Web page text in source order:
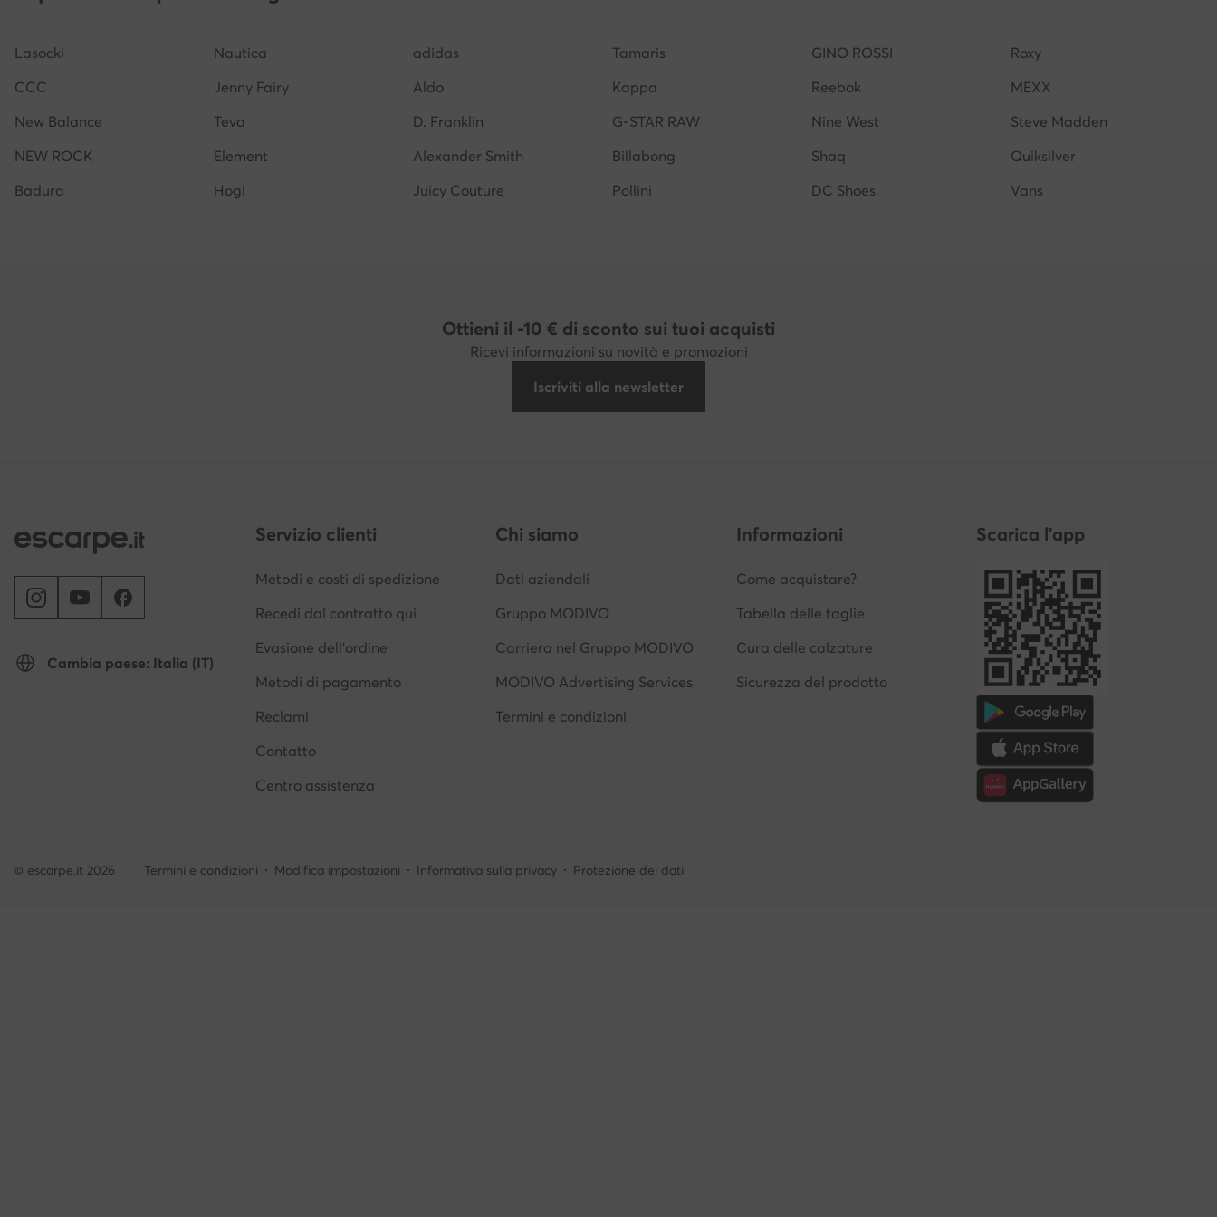
Sneakers gialle donna Scarpe G-Star RAW donna Scarpe Jenny Fairy donna Saucony donna
Lasocki Nautica adidas Tamaris GINO ROSSI
Roxy
CCC
Jenny Fairy Aldo Kappa Reebok
MEXX
New Balance
Teva D. Franklin G-STAR RAW Nine West
Steve Madden
NEW ROCK
Element Alexander Smith Billabong Shaq
Quiksilver
Badura
Hogl Juicy Couture Pollini DC Shoes Vans
Ottieni il -10 € di sconto sui tuoi acquisti
Ricevi informazioni su novità e promozioni
Iscriviti alla newsletter
Cambia paese: Italia (IT)
Servizio clienti
Metodi e costi di spedizione
Recedi dal contratto qui
Evasione dell'ordine
Metodi di pagamento
Reclami
Contatto
Centro assistenza
Chi siamo
Dati aziendali
Gruppo MODIVO
Carriera nel Gruppo MODIVO
MODIVO Advertising Services
Termini e condizioni
Informazioni
Come acquistare?
Tabella delle taglie
Cura delle calzature
Sicurezza del prodotto
Scarica l'app
© escarpe.it 2026 Termini e condizioni Modifica impostazioni Informativa sulla privacy Protezione dei dati